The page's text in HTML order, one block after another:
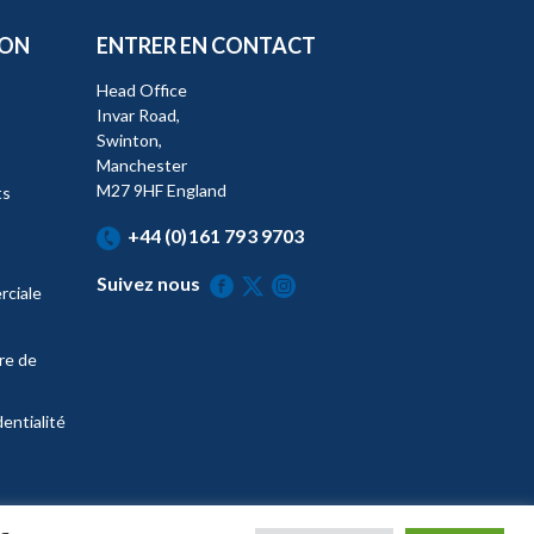
de
ENTRER EN CONTACT
Head Office
Invar Road,
Swinton,
Manchester
M27 9HF England
+44 (0)161 793 9703
Suivez nous